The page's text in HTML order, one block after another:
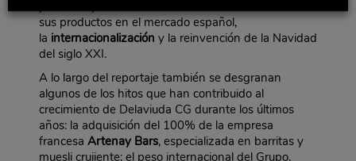
sus productos en el mercado español,
la internacionalización y la reinvención de la Navidad
del siglo XXI.
A lo largo del reportaje también se desgranan
algunos de los hitos que han contribuido al
crecimiento de Delaviuda CG durante los últimos
años: la adquisición del 100% de la empresa
francesa Artenay Bars, especializada en barritas y
muesli crujiente; el peso internacional del Grupo,